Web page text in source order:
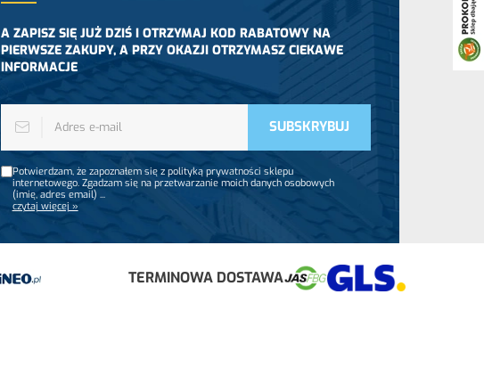
A ZAPISZ SIĘ JUŻ DZIŚ I OTRZYMAJ KOD RABATOWY NA
PIERWSZE ZAKUPY, A PRZY OKAZJI OTRZYMASZ CIEKAWE
INFORMACJE
Potwierdzam, że zapoznałem się z polityką prywatności sklepu
internetowego. Zgadzam się na przetwarzanie moich danych osobowych
(imię, adres email) ...
czytaj więcej »
TERMINOWA DOSTAWA